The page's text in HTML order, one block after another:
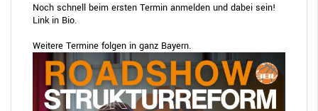
Noch schnell beim ersten Termin anmelden und dabei sein!
Link in Bio.
Weitere Termine folgen in ganz Bayern.